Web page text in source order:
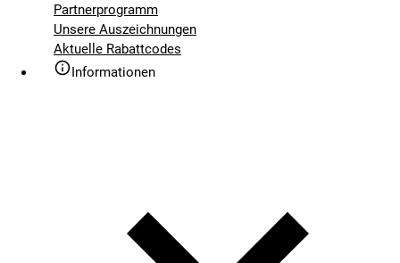
Partnerprogramm
Unsere Auszeichnungen
Aktuelle Rabattcodes
Informationen